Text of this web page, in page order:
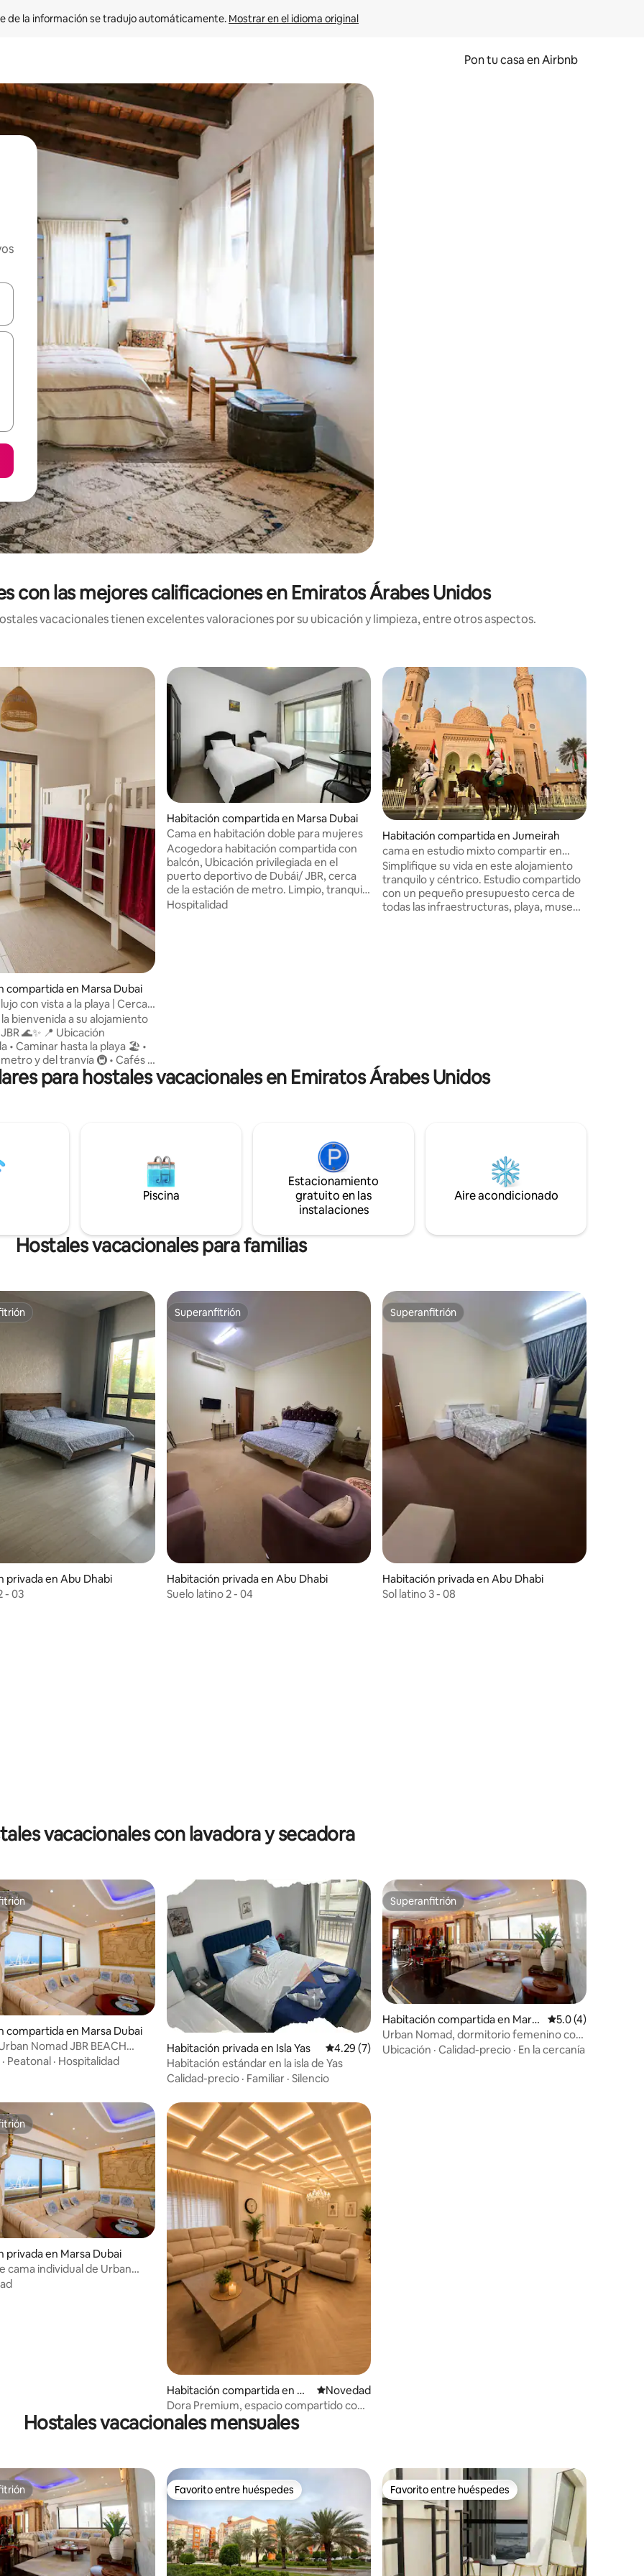
de la información se tradujo automáticamente. Mostrar en el idioma original
Pon tu casa en Airbnb
las teclas de flecha hacia arriba y hacia abajo o explora con el tacto o desliza el dedo.
con las mejores calificaciones en Emiratos Árabes Unidos
vacacionales tienen excelentes valoraciones por su ubicación y limpieza, entre otros aspectos.
de 5, 3 reseñas
compartida en Marsa Dubai
con vista a la playa | Cerca
Estancia segura
bienvenida a su alojamiento
📍 Ubicación
• Caminar hasta la playa 🏖️ •
y del tranvía 🚇 • Cafés y
en los alrededores 🛏️
espacio • Cama cómoda en
💼 Perfecto para •
viajeros solos • Trabajadores
Estancias largas y mensuales
Habitación compartida en Marsa Dubai
Cama en habitación doble para mujeres
Acogedora habitación compartida con
balcón, Ubicación privilegiada en el
puerto deportivo de Dubái/ JBR, cerca
de la estación de metro. Limpio, tranquilo
y cómodo. Ideal para turistas o
Hospitalidad
Habitación compartida en Jumeirah
cama en estudio mixto compartir en
Jumeirah 1 el mar
Simplifique su vida en este alojamiento
tranquilo y céntrico. Estudio compartido
con un pequeño presupuesto cerca de
todas las infraestructuras, playa, museo
para hostales vacacionales en Emiratos Árabes Unidos
Piscina
Estacionamiento
gratuito en las
instalaciones
Aire acondicionado
Hostales vacacionales para familias
privada en Abu Dhabi
- 03
Superanfitrión
Superanfitrión
Habitación privada en Abu Dhabi
Suelo latino 2 - 04
Superanfitrión
Superanfitrión
Habitación privada en Abu Dhabi
Sol latino 3 - 08
de 5, 9 reseñas
vacacionales con lavadora y secadora
compartida en Marsa Dubai
Nomad JBR BEACH
a la playa
· Peatonal · Hospitalidad
Habitación privada en Isla Yas Calificación promedio: 4.29 de 5, 7 reseñas
4.29 (7)
Habitación estándar en la isla de Yas
Calidad-precio · Familiar · Silencio
Superanfitrión
Superanfitrión
Habitación compartida en Mars
a Dubai
Calificación
5.0 (4)
Urban Nomad, dormitorio femenino con
cama compartida, JBR
Ubicación · Calidad-precio · En la cercanía
privada en Marsa Dubai
cama individual de Urban
Habitación compartida en M
arsa Dubai
Lugar para hospedarse
Novedad
Dora Premium, espacio compartido con
cama, JBR BEACH, tranvía
Hostales vacacionales mensuales
Favorito entre huéspedes
Favorito entre huéspedes Favorito entre huéspedes
Favorito entre huéspedes